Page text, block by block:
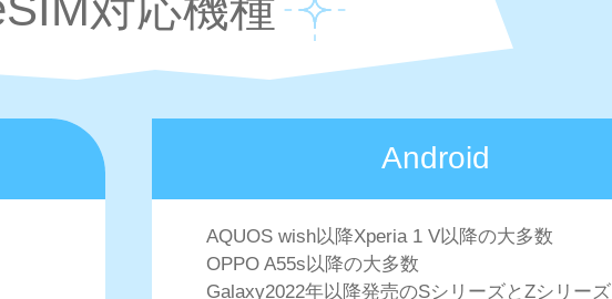
Android
AQUOS wish以降Xperia 1 V以降の大多数
OPPO A55s以降の大多数
Galaxy2022年以降発売のSシリーズとZシリーズ